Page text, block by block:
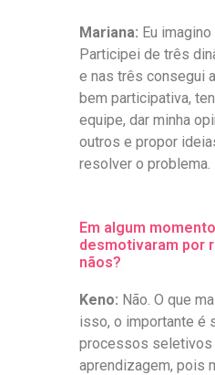
Mariana: Eu imagino
Participei de três
e nas três consegui
bem participativa,
equipe, dar minha
outros e propor
resolver o problema.
Em algum
desmotivaram por
nãos?
Keno: Não. O que
isso, o importante é
processos seletivos
aprendizagem, pois